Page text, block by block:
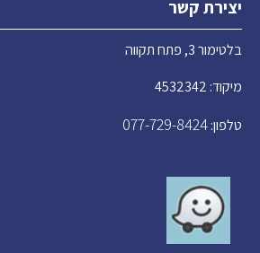
יצירת קשר
בלטימור 3, פתח תקווה
מיקוד: 4532342
טלפון:077-729-8424